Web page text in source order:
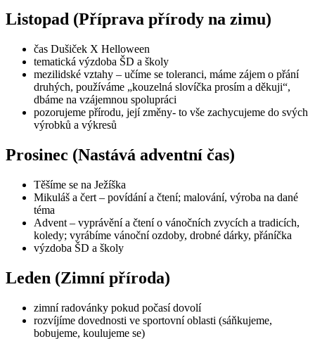
Listopad (Příprava přírody na zimu)
čas Dušiček X Helloween
tematická výzdoba ŠD a školy
mezilidské vztahy – učíme se toleranci, máme zájem o přání
druhých, používáme „kouzelná slovíčka prosím a děkuji“,
dbáme na vzájemnou spolupráci
pozorujeme přírodu, její změny- to vše zachycujeme do svých
výrobků a výkresů
Prosinec (Nastává adventní čas)
Těšíme se na Ježíška
Mikuláš a čert – povídání a čtení; malování, výroba na dané
téma
Advent – vyprávění a čtení o vánočních zvycích a tradicích,
koledy; vyrábíme vánoční ozdoby, drobné dárky, přáníčka
výzdoba ŠD a školy
Leden (Zimní příroda)
zimní radovánky pokud počasí dovolí
rozvíjíme dovednosti ve sportovní oblasti (sáňkujeme,
bobujeme, koulujeme se)